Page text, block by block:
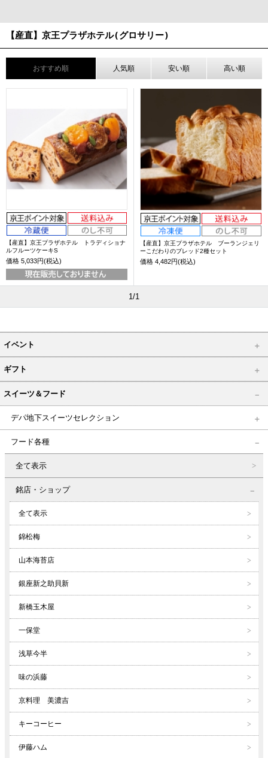
【産直】京王プラザホテル(グロサリー)
おすすめ順 人気順 安い順 高い順
【産直】京王プラザホテル トラディショナ
ルフルーツケーキS
価格 5,033円(税込)
【産直】京王プラザホテル ブーランジェリ
ーこだわりのブレッド2種セット
価格 4,482円(税込)
1/1
イベント
ギフト
スイーツ＆フード
デパ地下スイーツセレクション
フード各種
全て表示
銘店・ショップ
全て表示
錦松梅
山本海苔店
銀座新之助貝新
新橋玉木屋
一保堂
浅草今半
味の浜藤
京料理 美濃吉
キーコーヒー
伊藤ハム